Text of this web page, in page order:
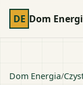
DE Dom
Dom Energia/